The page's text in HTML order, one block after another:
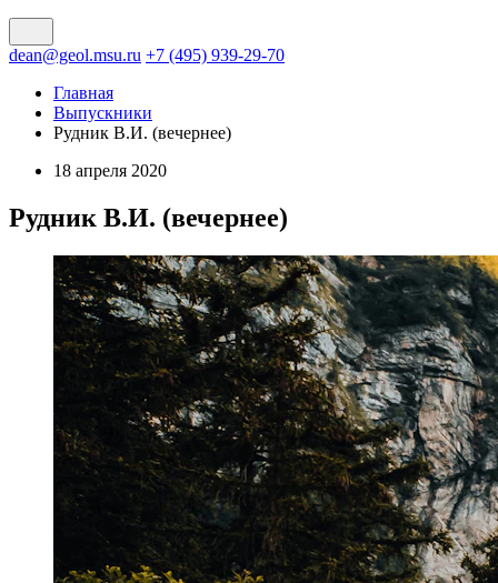
dean@geol.msu.ru +7 (495) 939-29-70
Главная
Выпускники
Рудник В.И. (вечернее)
18 апреля 2020
Рудник В.И. (вечернее)